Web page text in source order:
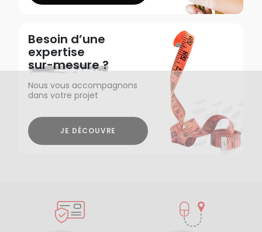
Besoin d’une
expertise
sur-mesure ?
Nous vous accompagnons
dans votre projet
JE DÉCOUVRE